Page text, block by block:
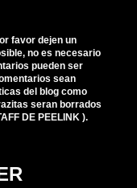
favor dejen un
no es necesario
pueden ser
sean
del blog como
seran borrados
DE PEELINK ).